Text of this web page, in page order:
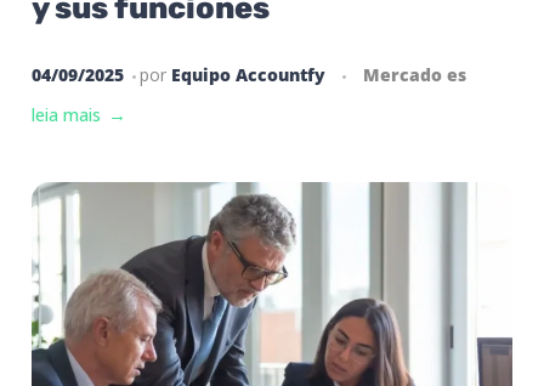
y sus funciones
04/09/2025 por Equipo Accountfy
Mercado es
leia mais